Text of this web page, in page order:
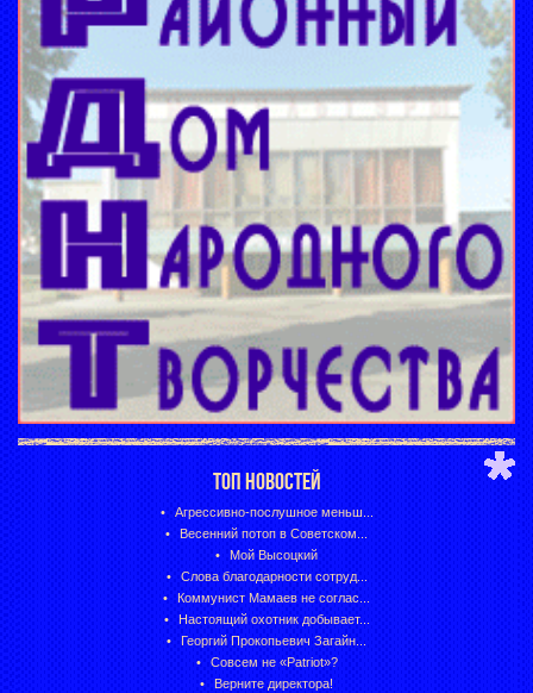
ТОП НОВОСТЕЙ
Агрессивно-послушное меньш...
Весенний потоп в Советском...
Мой Высоцкий
Слова благодарности сотруд...
Коммунист Мамаев не соглас...
Настоящий охотник добывает...
Георгий Прокопьевич Загайн...
Совсем не «Patriot»?
Верните директора!